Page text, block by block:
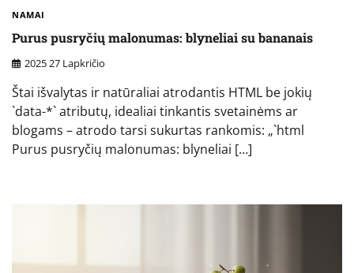
NAMAI
Purus pusryčių malonumas: blyneliai su bananais
2025 27 Lapkričio
Štai išvalytas ir natūraliai atrodantis HTML be jokių
`data-*` atributų, idealiai tinkantis svetainėms ar
blogams – atrodo tarsi sukurtas rankomis: „`html
Purus pusryčių malonumas: blyneliai […]